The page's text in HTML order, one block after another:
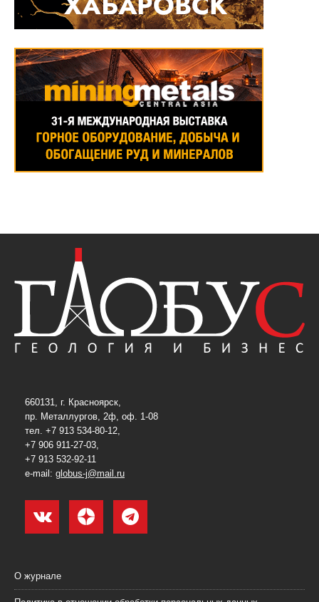
660131, г. Красноярск,
пр. Металлургов, 2ф, оф. 1-08
тел. +7 913 534-80-12,
+7 906 911-27-03,
+7 913 532-92-11
e-mail: globus-j@mail.ru
О журнале